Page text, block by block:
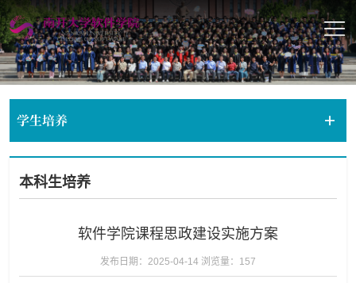
学生培养
本科生培养
软件学院课程思政建设实施方案
发布日期：2025-04-14 浏览量： 157